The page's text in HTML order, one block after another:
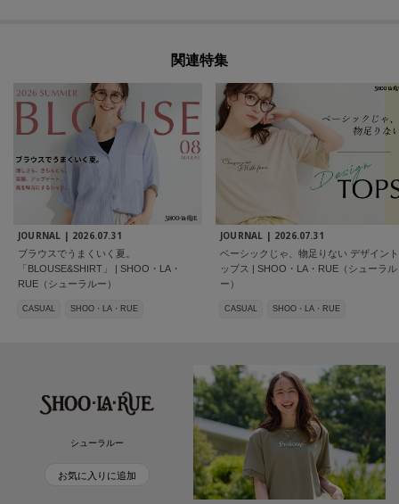
関連特集
JOURNAL | 2026.07.31
ブラウスでうまくいく夏。
「BLOUSE&SHIRT」 | SHOO・LA・
RUE（シューラルー）
CASUAL SHOO・LA・RUE
JOURNAL | 2026.07.31
ベーシックじゃ、物足りない デザイント
ップス | SHOO・LA・RUE（シューラル
ー）
CASUAL SHOO・LA・RUE
シューラルー
お気に入りに追加